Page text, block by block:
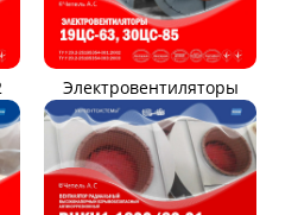
Электровентиляторы